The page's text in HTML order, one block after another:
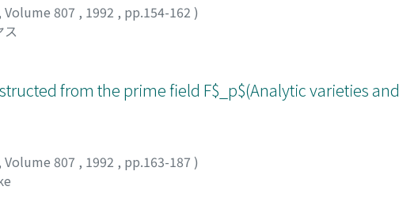
Volume 807 , 1992 , pp.154-162 )
ス
from the prime field F$_p$(Analytic varieties and
Volume 807 , 1992 , pp.163-187 )